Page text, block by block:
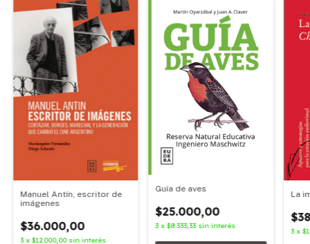
Manuel Antín, escritor de
imágenes
$36.000,00
3 x $12.000,00 sin interés
Guía de aves
$25.000,00
3 x$8.333,33 sin interés
La
3 x